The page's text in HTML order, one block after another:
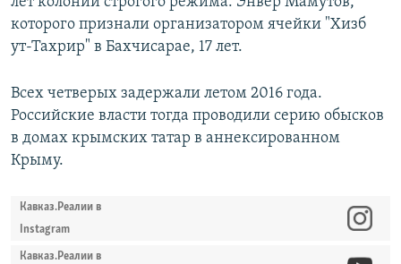
которого признали организатором ячейки "Хизб
ут-Тахрир" в Бахчисарае, 17 лет.
Всех четверых задержали летом 2016 года.
Российские власти тогда проводили серию обысков
в домах крымских татар в аннексированном
Крыму.
Кавказ.Реалии в
Instagram
Кавказ.Реалии в